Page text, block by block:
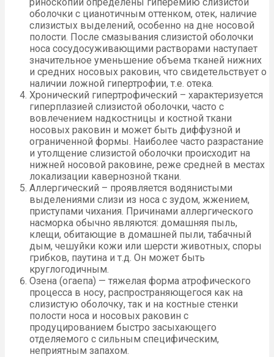
оболочки с цианотичным оттенком, отек, наличие
слизистых выделений, особенно на дне носовой
полости. После смазывания слизистой оболочки
носа сосудосуживающими растворами наступает
значительное уменьшение объема тканей нижних
и средних носовых раковин, что свидетельствует о
наличии ложной гипертрофии, т.е. отека.
Хронический гипертрофический – характеризуется
гиперплазией слизистой оболочки, часто с
вовлечением надкостницы и костной ткани
носовых раковин и может быть диффузной и
ограниченной формы. Наиболее часто разрастание
и утолщение слизистой оболочки происходит на
нижней носовой раковине, реже средней в местах
локализации кавернозной ткани.
Аллергический – проявляется водянистыми
выделениями слизи из носа с зудом, жжением,
приступами чихания. Причинами аллергического
насморка обычно являются: домашняя пыль,
клещи, обитающие в домашней пыли, табачный
дым, чешуйки кожи или шерсти животных, споры
грибков, паутина и т.д. Он может быть
круглогодичным.
Озена (огаепа) — тяжелая форма атрофического
процесса в носу, распространяющегося как на
слизистую оболочку, так и на костные стенки
полости носа и носовых раковин с
продуцированием быстро засыхающего
отделяемого с сильным специфическим,
неприятным запахом.